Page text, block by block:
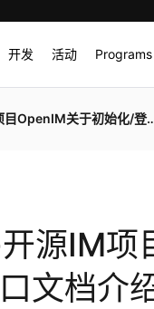
开发 活动 Programs
关于初始化/登录/好友接口文档介绍
源IM项
文档介